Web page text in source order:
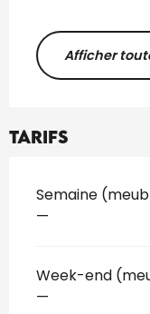
Afficher
Tarifs
Tarifs 2026
Semaine
—
Week-end
—